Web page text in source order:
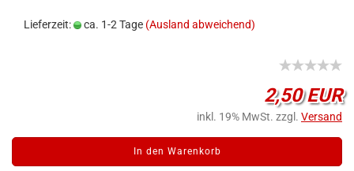
Lieferzeit: ca. 1-2 Tage (Ausland abweichend)
2,50 EUR
inkl. 19% MwSt. zzgl. Versand
In den Warenkorb